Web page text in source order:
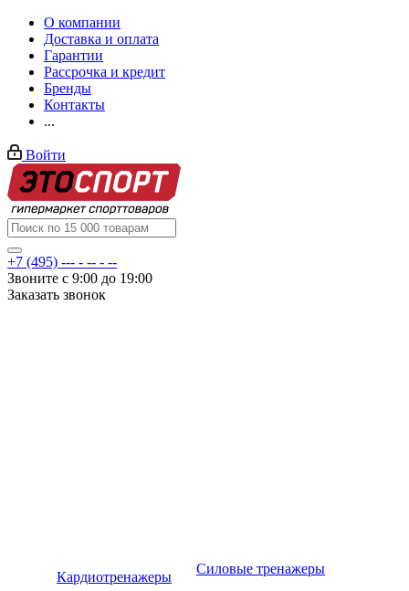
О компании
Доставка и оплата
Гарантии
Рассрочка и кредит
Бренды
Контакты
...
Войти
+7 (495) --- - -- - --
Звоните с 9:00 до 19:00
Заказать звонок
Кардиотренажеры
Силовые тренажеры